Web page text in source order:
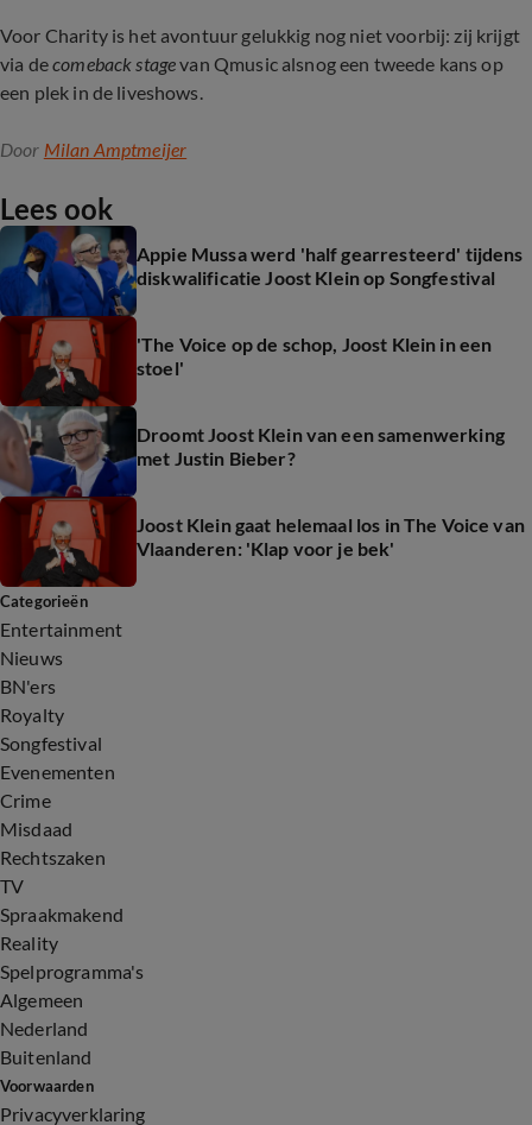
Voor Charity is het avontuur gelukkig nog niet voorbij: zij krijgt
via decomeback stagevan Qmusic alsnog een tweede kans op
een plek in de liveshows.
Door Milan Amptmeijer
Lees ook
Appie Mussa werd 'half gearresteerd' tijdens
diskwalificatie Joost Klein op Songfestival
'The Voice op de schop, Joost Klein in een
stoel'
Droomt Joost Klein van een samenwerking
met Justin Bieber?
Joost Klein gaat helemaal los in The Voice van
Vlaanderen: 'Klap voor je bek'
Categorieën
Entertainment
Nieuws
BN'ers
Royalty
Songfestival
Evenementen
Crime
Misdaad
Rechtszaken
TV
Spraakmakend
Reality
Spelprogramma's
Algemeen
Nederland
Buitenland
Voorwaarden
Privacyverklaring